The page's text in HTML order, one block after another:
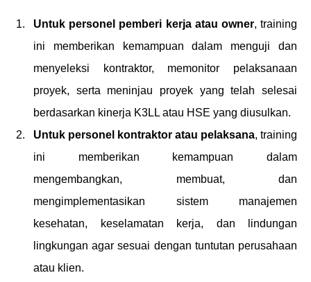
Untuk personel pemberi kerja atau owner, training
ini memberikan kemampuan dalam menguji dan
menyeleksi kontraktor, memonitor pelaksanaan
proyek, serta meninjau proyek yang telah selesai
berdasarkan kinerja K3LL atau HSE yang diusulkan.
Untuk personel kontraktor atau pelaksana, training
ini memberikan kemampuan dalam
mengembangkan, membuat, dan
mengimplementasikan sistem manajemen
kesehatan, keselamatan kerja, dan lindungan
lingkungan agar sesuai dengan tuntutan perusahaan
atau klien.